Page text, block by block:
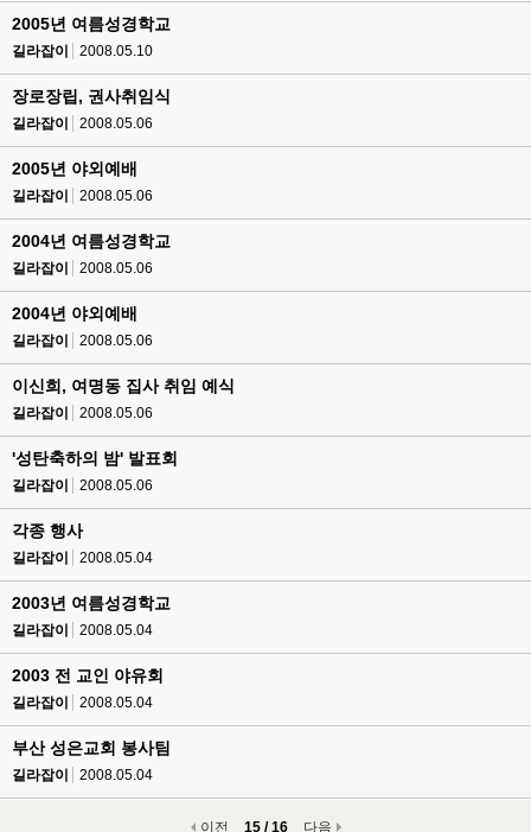
2005년 여름성경학교
길라잡이 2008.05.10
장로장립, 권사취임식
길라잡이 2008.05.06
2005년 야외예배
길라잡이 2008.05.06
2004년 여름성경학교
길라잡이 2008.05.06
2004년 야외예배
길라잡이 2008.05.06
이신희, 여명동 집사 취임 예식
길라잡이 2008.05.06
'성탄축하의 밤' 발표회
길라잡이 2008.05.06
각종 행사
길라잡이 2008.05.04
2003년 여름성경학교
길라잡이 2008.05.04
2003 전 교인 야유회
길라잡이 2008.05.04
부산 성은교회 봉사팀
길라잡이 2008.05.04
이전 15 / 16 다음